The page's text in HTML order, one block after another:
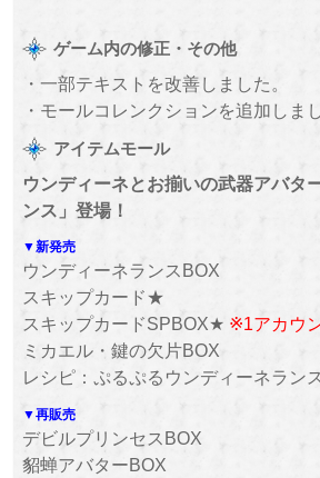
ゲーム内の修正・その他
・一部テキストを改善しました。
・モールコレンクションを追加しまし
アイテムモール
ウンディーネとお揃いの武器アバタ
ンス」登場！
▼新発売
ウンディーネランスBOX
スキップカード★
スキップカードSPBOX★ ※1アカウ
ミカエル・鍵の欠片BOX
レシピ：ぷるぷるウンディーネランス
▼再販売
デビルプリンセスBOX
貂蝉アバターBOX